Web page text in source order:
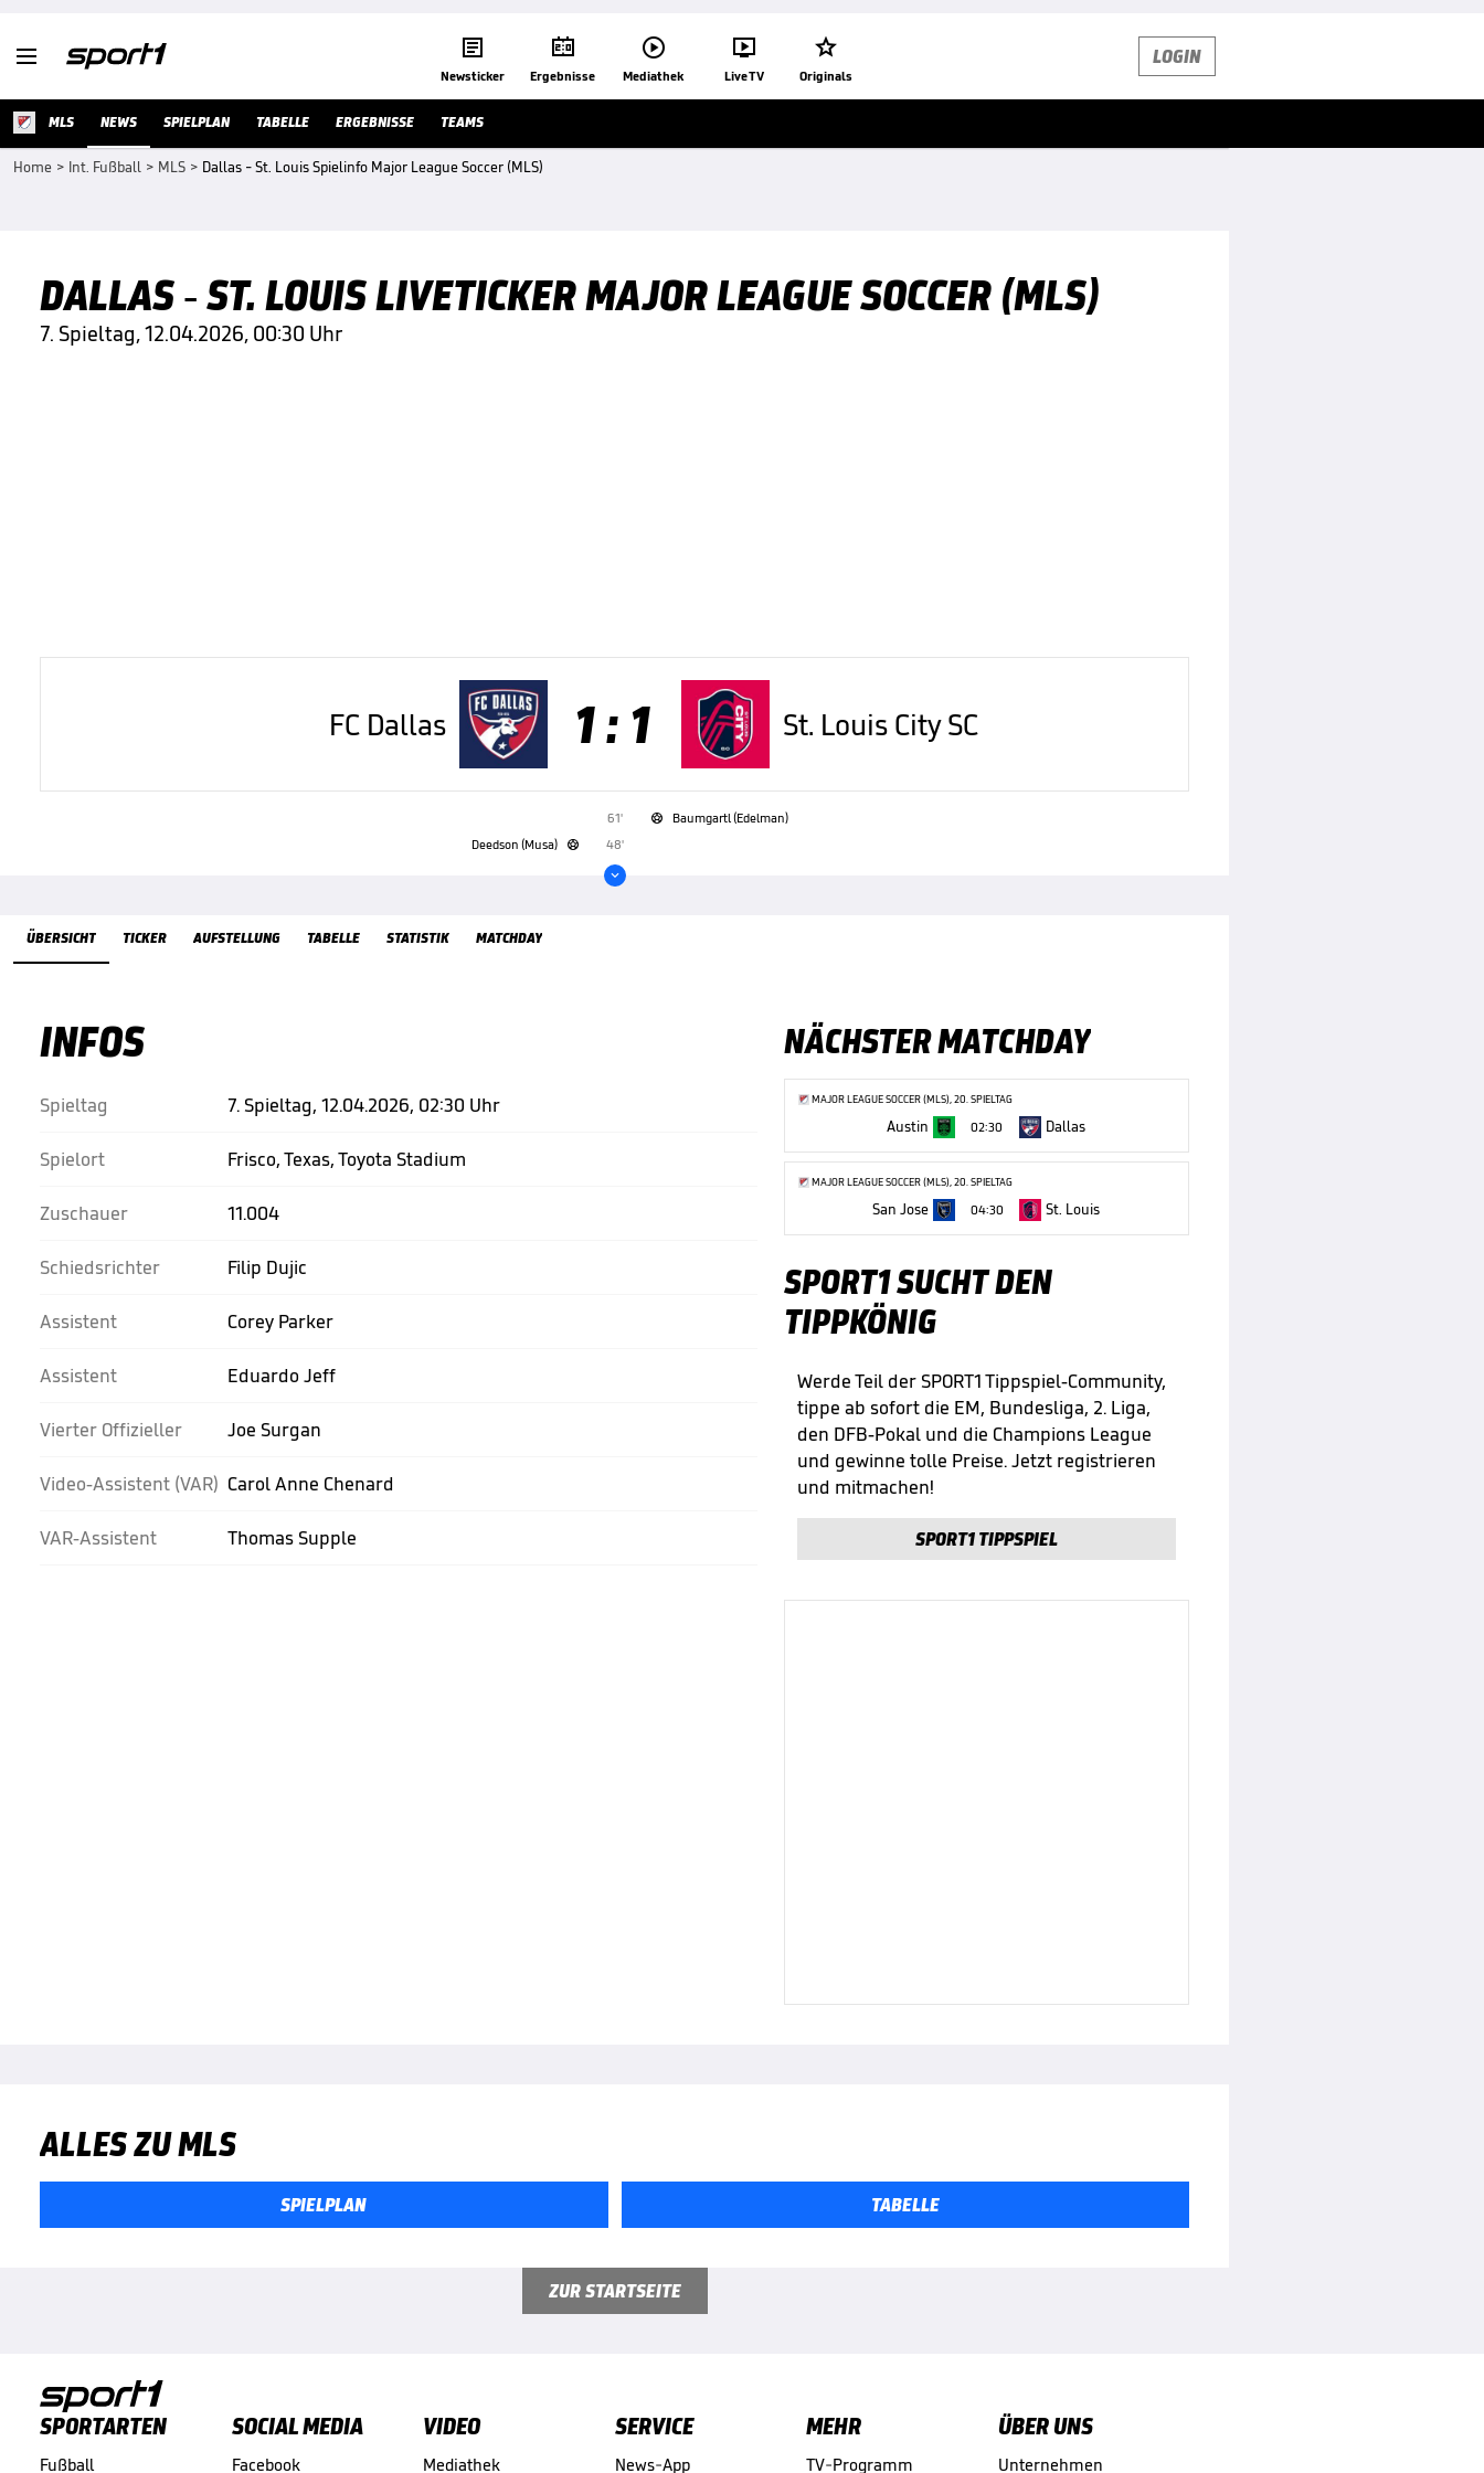
 
Newsticker

Ergebnisse

Mediathek

Live TV

Originals
LOGIN
MLS NEWS SPIELPLAN TABELLE ERGEBNISSE TEAMS
Home > Int. Fußball > MLS > Dallas - St. Louis Spielinfo Major League Soccer (MLS)
DALLAS - ST. LOUIS LIVETICKER MAJOR LEAGUE SOCCER (MLS)
7. Spieltag, 12.04.2026, 00:30 Uhr
FC Dallas 1 : 1 St. Louis City SC
61' 
Baumgartl (Edelman)
Deedson (Musa)
 48'

ÜBERSICHT TICKER AUFSTELLUNG TABELLE STATISTIK MATCHDAY
Übersicht
INFOS
Spieltag
Spielort
Zuschauer
Schiedsrichter
Assistent
Assistent
Vierter Offizieller
Video-Assistent (VAR)
VAR-Assistent
7. Spieltag, 12.04.2026, 02:30 Uhr
Frisco, Texas, Toyota Stadium
11.004
Filip Dujic
Corey Parker
Eduardo Jeff
Joe Surgan
Carol Anne Chenard
Thomas Supple
NÄCHSTER MATCHDAY
MAJOR LEAGUE SOCCER (MLS), 20. SPIELTAG
Austin 02:30 Dallas
MAJOR LEAGUE SOCCER (MLS), 20. SPIELTAG
San Jose 04:30 St. Louis
SPORT1 SUCHT DEN
TIPPKÖNIG
Werde Teil der SPORT1 Tippspiel-Community,
tippe ab sofort die EM, Bundesliga, 2. Liga,
den DFB-Pokal und die Champions League
und gewinne tolle Preise. Jetzt registrieren
und mitmachen!
SPORT1 TIPPSPIEL
ALLES ZU MLS
SPIELPLAN TABELLE
ZUR STARTSEITE
SPORTARTEN
Fußball
SOCIAL MEDIA
Facebook
VIDEO
Mediathek
SERVICE
News-App
MEHR
TV-Programm
ÜBER UNS
Unternehmen